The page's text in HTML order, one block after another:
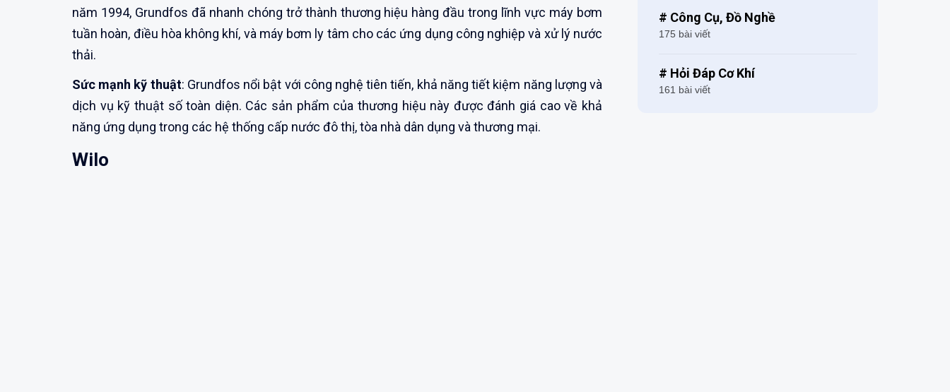
năm 1994, Grundfos đã nhanh chóng trở thành thương hiệu hàng đầu trong lĩnh vực máy bơm
tuần hoàn, điều hòa không khí, và máy bơm ly tâm cho các ứng dụng công nghiệp và xử lý nước
thải.
Sức mạnh kỹ thuật: Grundfos nổi bật với công nghệ tiên tiến, khả năng tiết kiệm năng lượng và
dịch vụ kỹ thuật số toàn diện. Các sản phẩm của thương hiệu này được đánh giá cao về khả
năng ứng dụng trong các hệ thống cấp nước đô thị, tòa nhà dân dụng và thương mại.
Wilo
# Công Cụ, Đồ Nghề
175 bài viết
# Hỏi Đáp Cơ Khí
161 bài viết